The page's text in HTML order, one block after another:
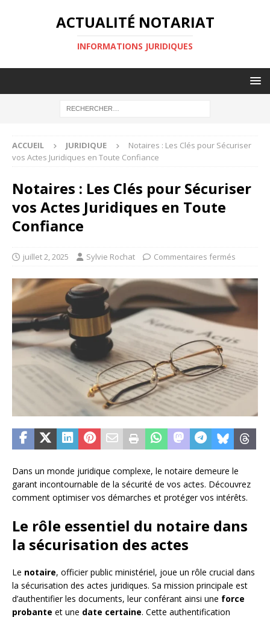
ACTUALITÉ NOTARIAT
INFORMATIONS JURIDIQUES
ACCUEIL JURIDIQUE
Notaires : Les Clés pour Sécuriser
vos Actes Juridiques en Toute Confiance
Notaires : Les Clés pour Sécuriser
vos Actes Juridiques en Toute
Confiance
juillet 2, 2025 Sylvie Rochat Commentaires fermés
Dans un monde juridique complexe, le notaire demeure le
garant incontournable de la sécurité de vos actes. Découvrez
comment optimiser vos démarches et protéger vos intérêts.
Le rôle essentiel du notaire dans
la sécurisation des actes
Le notaire, officier public ministériel, joue un rôle crucial dans
la sécurisation des actes juridiques. Sa mission principale est
d’authentifier les documents, leur conférant ainsi une force
probante et une date certaine. Cette authentification